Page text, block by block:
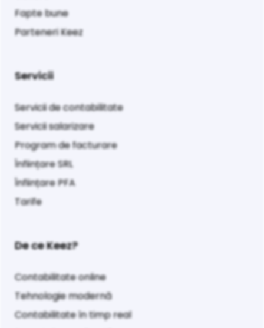
Fapte bune
Parteneri Keez
Servicii
Servicii de contabilitate
Servicii salarizare
Program de facturare
Înființare SRL
Înființare PFA
Tarife
De ce Keez?
Contabilitate online
Tehnologie modernă
Contabilitate în timp real